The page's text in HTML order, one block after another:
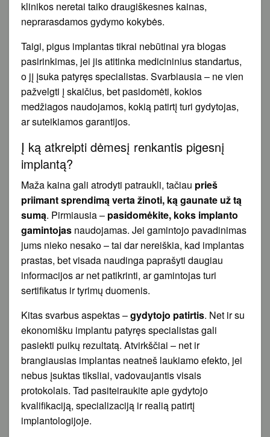
klinikos neretai taiko draugiškesnes kainas,
neprarasdamos gydymo kokybės.
Taigi, pigus implantas tikrai nebūtinai yra blogas
pasirinkimas, jei jis atitinka medicininius standartus,
o jį įsuka patyręs specialistas. Svarbiausia – ne vien
pažvelgti į skaičius, bet pasidomėti, kokios
medžiagos naudojamos, kokią patirtį turi gydytojas,
ar suteikiamos garantijos.
Į ką atkreipti dėmesį renkantis pigesnį
implantą?
Maža kaina gali atrodyti patraukli, tačiau prieš
priimant sprendimą verta žinoti, ką gaunate už tą
sumą. Pirmiausia – pasidomėkite, koks implanto
gamintojas naudojamas. Jei gamintojo pavadinimas
jums nieko nesako – tai dar nereiškia, kad implantas
prastas, bet visada naudinga paprašyti daugiau
informacijos ar net patikrinti, ar gamintojas turi
sertifikatus ir tyrimų duomenis.
Kitas svarbus aspektas –gydytojo patirtis. Net ir su
ekonomišku implantu patyręs specialistas gali
pasiekti puikų rezultatą. Atvirkščiai – net ir
brangiausias implantas neatneš laukiamo efekto, jei
nebus įsuktas tiksliai, vadovaujantis visais
protokolais. Tad pasiteiraukite apie gydytojo
kvalifikaciją, specializaciją ir realią patirtį
implantologijoje.